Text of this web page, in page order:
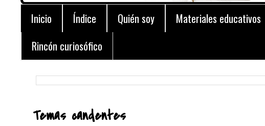
Inicio Índice Quién soy Materiales educativos
Rincón curiosófico
Temas candentes